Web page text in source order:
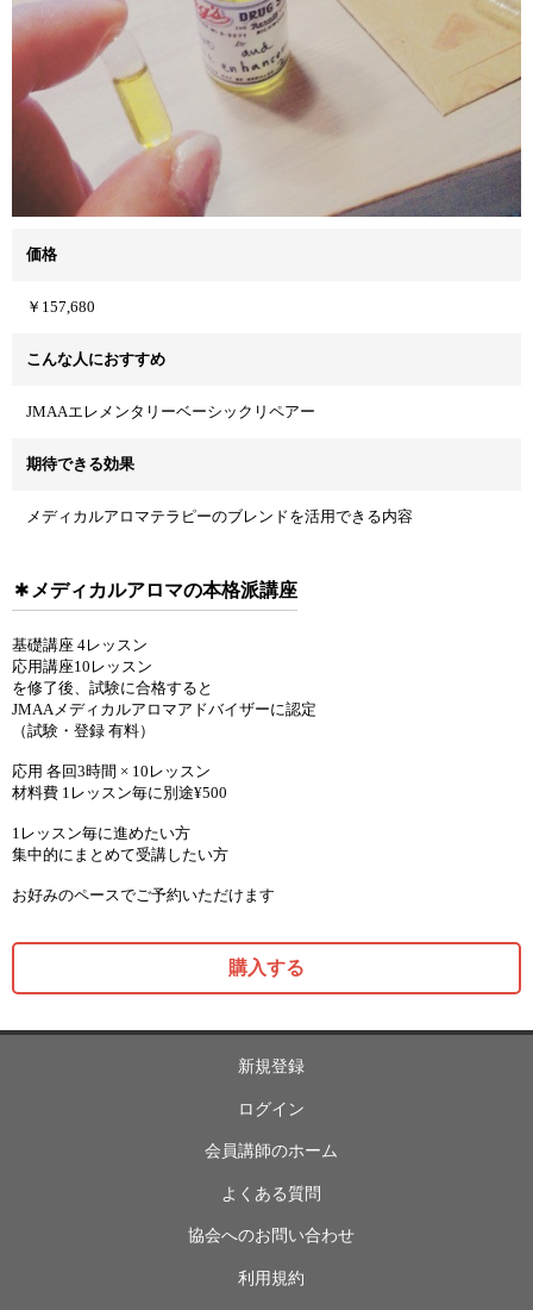
価格
￥157,680
こんな人におすすめ
JMAAエレメンタリーベーシックリペアー
期待できる効果
メディカルアロマテラピーのブレンドを活用できる内容
メディカルアロマの本格派講座
基礎講座 4レッスン
応用講座10レッスン
を修了後、試験に合格すると
JMAAメディカルアロマアドバイザーに認定
（試験・登録 有料）
応用 各回3時間 × 10レッスン
材料費 1レッスン毎に別途¥500
1レッスン毎に進めたい方
集中的にまとめて受講したい方
お好みのペースでご予約いただけます
購入する
新規登録
ログイン
会員講師のホーム
よくある質問
協会へのお問い合わせ
利用規約